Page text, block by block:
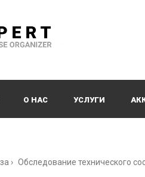
О НАС УСЛУГИ
› Обследование технического